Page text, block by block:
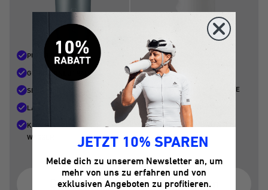
PURER GESCHMACK
GERUCHSNEUTRAL
SEHR LEICHT ZU REINIGEN
LANGLEBIG
KEIN MIKROPLASTIK IM
WASSER
PLASTIKGESCHMACK
SCHLECHTER GERUCH
ANFÄLLIG FÜR RÜCKSTÄNDE
WEGWERFPRODUKT
MIKROPLASTIK IM WASSER
Das Problem mit Plastikflaschen
JETZT 10% SPAREN
Melde dich zu unserem Newsletter an, um
mehr von uns zu erfahren und von
exklusiven Angeboten zu profitieren.